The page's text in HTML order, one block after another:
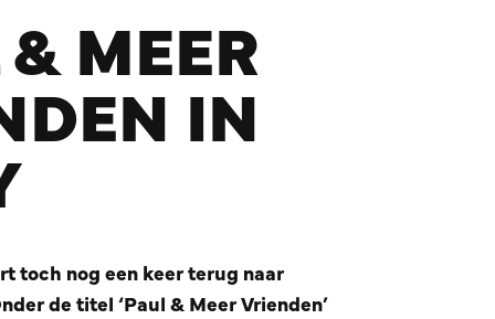
MEER
IN
toch nog een keer terug naar
de titel ‘Paul & Meer Vrienden’